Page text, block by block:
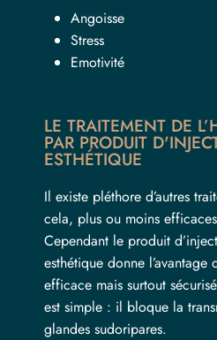
Angoisse
Stress
Emotivité
LE TRAITEMENT DE
PAR PRODUIT
ESTHÉTIQUE
Il existe pléthore d’autres
cela, plus ou moins
Cependant le produit
esthétique donne l’avantage
efficace mais surtout
est simple : il bloque la
glandes sudoripares.